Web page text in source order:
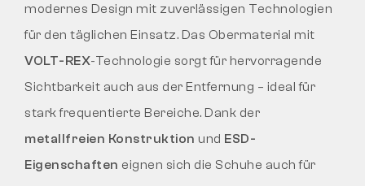
modernes Design mit zuverlässigen Technologien
für den täglichen Einsatz. Das Obermaterial mit
VOLT-REX-Technologie sorgt für hervorragende
Sichtbarkeit auch aus der Entfernung – ideal für
stark frequentierte Bereiche. Dank der
metallfreien Konstruktion und ESD-
Eigenschaften eignen sich die Schuhe auch für